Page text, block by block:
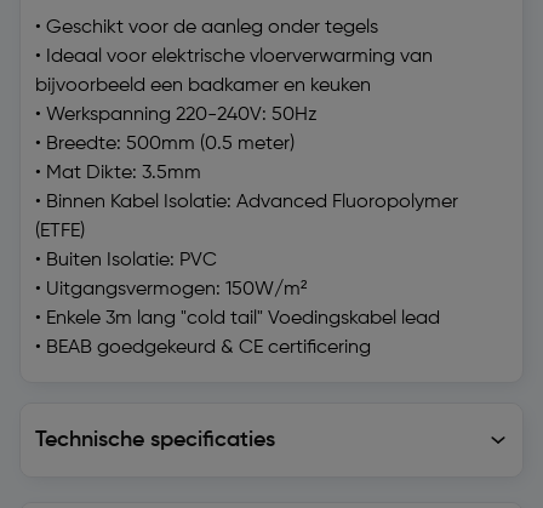
• Geschikt voor de aanleg onder tegels
• Ideaal voor elektrische vloerverwarming van
bijvoorbeeld een badkamer en keuken
• Werkspanning 220-240V: 50Hz
• Breedte: 500mm (0.5 meter)
• Mat Dikte: 3.5mm
• Binnen Kabel Isolatie: Advanced Fluoropolymer
(ETFE)
• Buiten Isolatie: PVC
• Uitgangsvermogen: 150W/m²
• Enkele 3m lang "cold tail" Voedingskabel lead
• BEAB goedgekeurd & CE certificering
Technische specificaties